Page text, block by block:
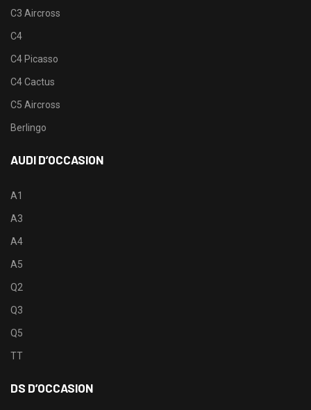
C3 Aircross
C4
C4 Picasso
C4 Cactus
C5 Aircross
Berlingo
AUDI D’OCCASION
A1
A3
A4
A5
Q2
Q3
Q5
TT
DS D’OCCASION